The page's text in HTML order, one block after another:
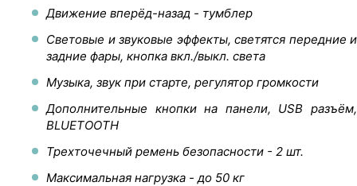
Движение вперёд-назад - тумблер
Световые и звуковые эффекты, светятся передние и
задние фары, кнопка вкл./выкл. света
Музыка, звук при старте, регулятор громкости
Дополнительные кнопки на панели, USB разъём,
BLUETOOTH
Трехточечный ремень безопасности - 2 шт.
Максимальная нагрузка - до 50 кг